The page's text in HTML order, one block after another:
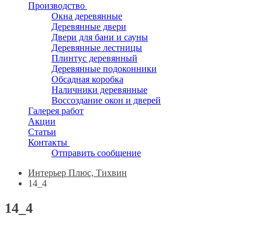
Производство
Окна деревянные
Деревянные двери
Двери для бани и сауны
Деревянные лестницы
Плинтус деревянный
Деревянные подоконники
Обсадная коробка
Наличники деревянные
Воссоздание окон и дверей
Галерея работ
Акции
Статьи
Контакты
Отправить сообщение
Интерьер Плюс, Тихвин
14_4
14_4